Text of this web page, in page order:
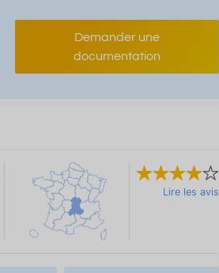
Demander une
documentation
Lire les avis